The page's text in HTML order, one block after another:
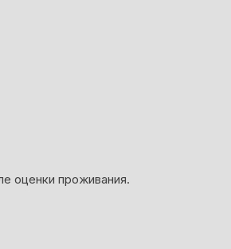
оценки проживания.